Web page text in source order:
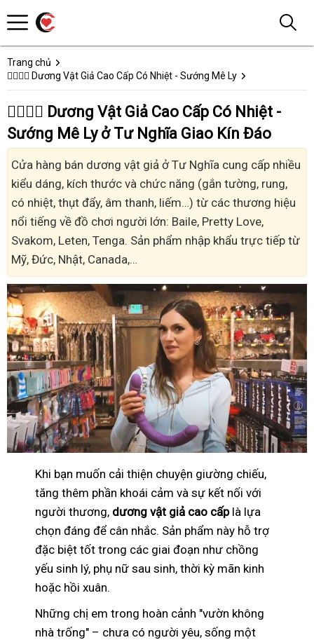
Trang chủ
👩‍❤️‍💋‍👨 Dương Vật Giả Cao Cấp Có Nhiệt - Sướng Mê Ly
👩‍❤️‍💋‍👨 Dương Vật Giả Cao Cấp Có Nhiệt -
Sướng Mê Ly ở Tư Nghĩa Giao Kín Đáo
Cửa hàng bán dương vật giả ở Tư Nghĩa cung cấp nhiều
kiểu dáng, kích thước và chức năng (gắn tường, rung,
có nhiệt, thụt đẩy, âm thanh, liếm…) từ các thương hiệu
nổi tiếng về đồ chơi người lớn: Baile, Pretty Love,
Svakom, Leten, Tenga. Sản phẩm nhập khẩu trực tiếp từ
Mỹ, Đức, Nhật, Canada,…
Khi bạn muốn cải thiện chuyện giường chiếu,
tăng thêm phần khoái cảm và sự kết nối với
người thương, dương vật giả cao cấplà lựa
chọn đáng để cân nhắc. Sản phẩm này hỗ trợ
đặc biệt tốt trong các giai đoạn như chồng
yếu sinh lý, phụ nữ sau sinh, thời kỳ mãn kinh
hoặc hồi xuân.
Những chị em trong hoàn cảnh "vườn không
nhà trống" – chưa có người yêu, sống một